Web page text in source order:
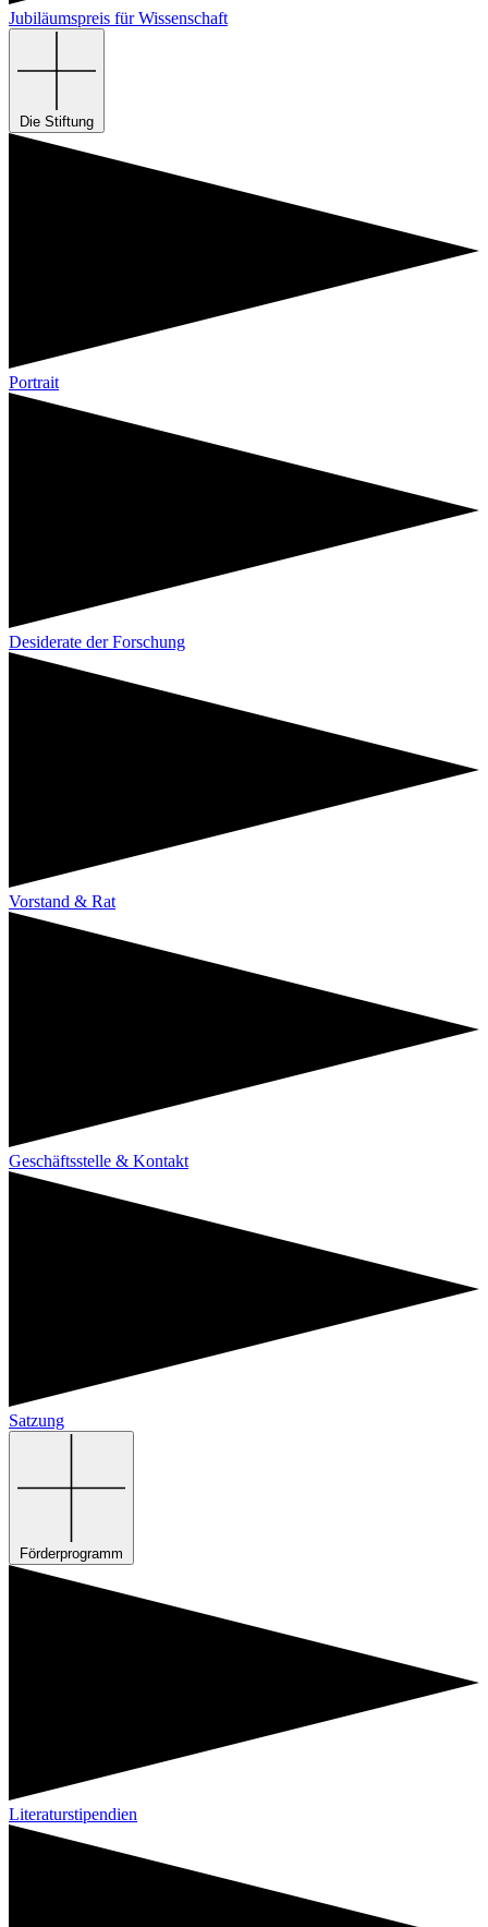
Jubiläumspreis für Wissenschaft
Die Stiftung
Portrait
Desiderate der Forschung
Vorstand & Rat
Geschäftsstelle & Kontakt
Satzung
Förderprogramm
Literaturstipendien